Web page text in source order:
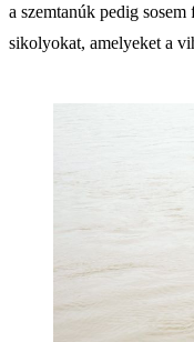
a szemtanúk pedig
sikolyokat, amelyeket a